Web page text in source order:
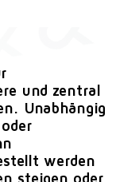
und zentral
Unabhängig
werden